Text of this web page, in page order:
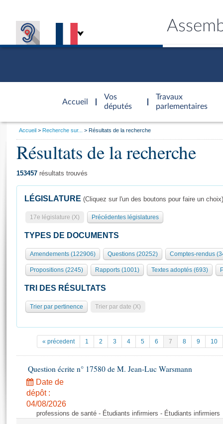
Accueil
d'accueil
Vos
députés
Travaux
parlementaires
Présidence
577 députés
Groupes politiques
Séance publique
Commissions et autres organes
Europe et International
Pétitions
Projets de loi
Propositions de loi
Amendements
Textes adoptés
Général
Rôle et pouvoirs de l'Assemblée
Organisation de l'Assemblée
Présidence Conférence des Présidents Bureau Collège des
Statistiques et chiffres clés
Documents de référence
( Constitution | Règlement de l'Assemblée ... )
Histoire
Juniors
Anciennes législatures
Visiter l'Assemblée
Visite virtuelle du palais Bourbon
Assister à une séance
La Bibliothèque
Contacts et plan d'accès
Photos libres de droit
Vous
Accueil Recherche sur... Résultats de la recherche
Résultats de la recherche
153457 résultats trouvés
LÉGISLATURE (Cliquez sur l'un des boutons pour faire un choix)
17e législature (X) Précédentes législatures
TYPES DE DOCUMENTS
Amendements (122906) Questions (20252) Comptes-rendus
Propositions (2245) Rapports (1001) Textes adoptés (693)
TRI DES RÉSULTATS
Trier par pertinence Trier par date (X)
« précedent 1 2 3 4 5 6 7 8 9 10
Question écrite n° 17580 de M. Jean-Luc Warsmann
Date de
dépôt :
04/08/2026
professions de santé - Étudiants infirmiers - Étudiants infirmiers